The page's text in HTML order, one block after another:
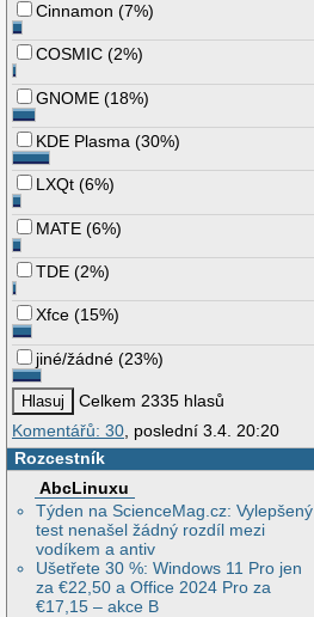
Cinnamon (7%)
COSMIC (2%)
GNOME (18%)
KDE Plasma (30%)
LXQt (6%)
MATE (6%)
TDE (2%)
Xfce (15%)
jiné/žádné (23%)
Celkem 2335 hlasů
Komentářů: 30, poslední 3.4. 20:20
Rozcestník
AbcLinuxu
Týden na ScienceMag.cz: Vylepšený
test nenašel žádný rozdíl mezi
vodíkem a antiv
Ušetřete 30 %: Windows 11 Pro jen
za €22,50 a Office 2024 Pro za
€17,15 – akce B